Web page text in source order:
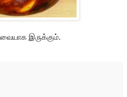
இருக்கும்.